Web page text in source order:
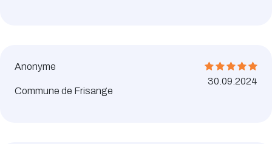
Anonyme
Commune de Frisange
30.09.2024